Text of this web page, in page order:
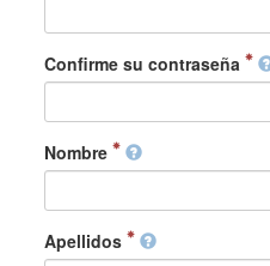
Confirme su contraseña
Nombre
Apellidos